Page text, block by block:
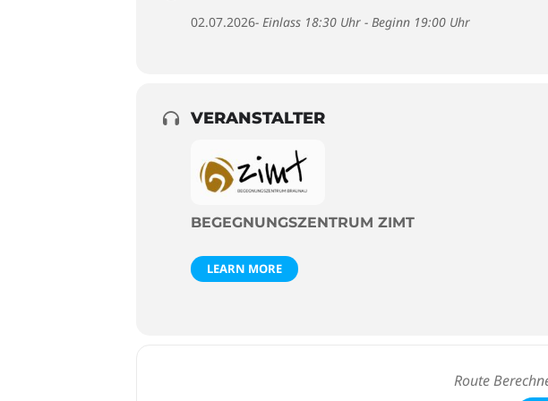
02.07.2026- Einlass 18:30 Uhr - Beginn 19:00 Uhr
VERANSTALTER
BEGEGNUNGSZENTRUM ZIMT
LEARN MORE